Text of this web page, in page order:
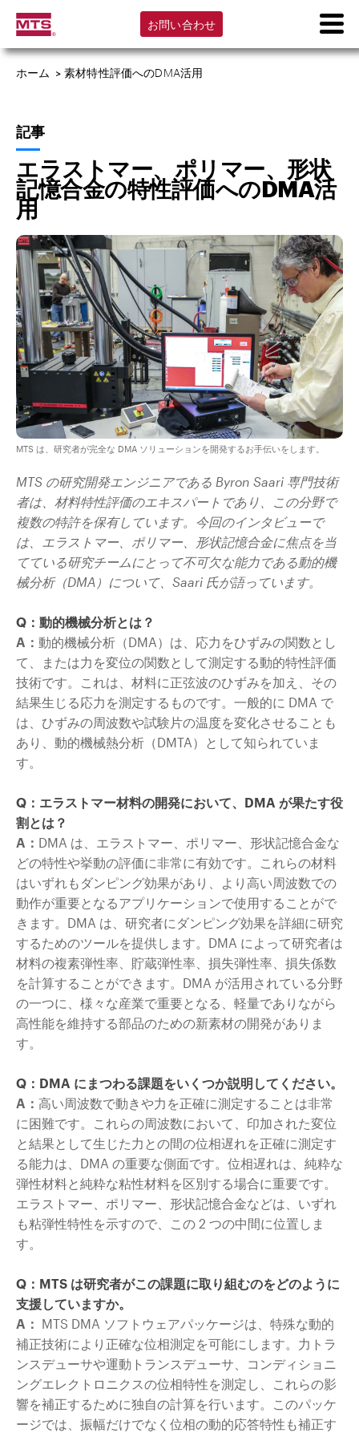
お問い合わせ
ホーム >素材特性評価へのDMA活用
記事
エラストマー、ポリマー、形状
記憶合金の特性評価へのDMA活
用
MTS は、研究者が完全な DMA ソリューションを開発するお手伝いをします。
MTS の研究開発エンジニアである Byron Saari 専門技術
者は、材料特性評価のエキスパートであり、この分野で
複数の特許を保有しています。今回のインタビューで
は、エラストマー、ポリマー、形状記憶合金に焦点を当
てている研究チームにとって不可欠な能力である動的機
械分析（DMA）について、Saari 氏が語っています。
Q：動的機械分析とは？
A： 動的機械分析（DMA）は、応力をひずみの関数とし
て、または力を変位の関数として測定する動的特性評価
技術です。これは、材料に正弦波のひずみを加え、その
結果生じる応力を測定するものです。一般的に DMA で
は、ひずみの周波数や試験片の温度を変化させることも
あり、動的機械熱分析（DMTA）として知られていま
す。
Q：エラストマー材料の開発において、DMA が果たす役
割とは？
A： DMA は、エラストマー、ポリマー、形状記憶合金な
どの特性や挙動の評価に非常に有効です。これらの材料
はいずれもダンピング効果があり、より高い周波数での
動作が重要となるアプリケーションで使用することがで
きます。DMA は、研究者にダンピング効果を詳細に研究
するためのツールを提供します。DMA によって研究者は
材料の複素弾性率、貯蔵弾性率、損失弾性率、損失係数
を計算することができます。DMA が活用されている分野
の一つに、様々な産業で重要となる、軽量でありながら
高性能を維持する部品のための新素材の開発がありま
す。
Q：DMA にまつわる課題をいくつか説明してください。
A： 高い周波数で動きや力を正確に測定することは非常
に困難です。これらの周波数において、印加された変位
と結果として生じた力との間の位相遅れを正確に測定す
る能力は、DMA の重要な側面です。位相遅れは、純粋な
弾性材料と純粋な粘性材料を区別する場合に重要です。
エラストマー、ポリマー、形状記憶合金などは、いずれ
も粘弾性特性を示すので、この 2 つの中間に位置しま
す。
Q：MTS は研究者がこの課題に取り組むのをどのように
支援していますか。
A： MTS DMA ソフトウェアパッケージは、特殊な動的
補正技術により正確な位相測定を可能にします。力トラ
ンスデューサや運動トランスデューサ、コンディショニ
ングエレクトロニクスの位相特性を測定し、これらの影
響を補正するために独自の計算を行います。このパッケ
ージでは、振幅だけでなく位相の動的応答特性も補正す